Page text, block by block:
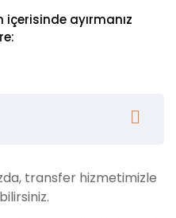
ayırmanız
transfer hizmetimizle